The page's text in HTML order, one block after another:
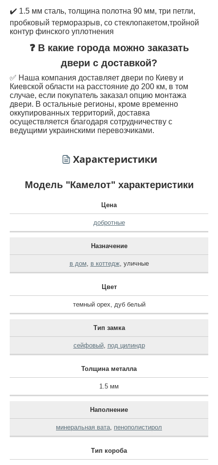
✔️ 1.5 мм сталь, толщина полотна 90 мм, три петли,
пробковый терморазрыв, со стеклопакетом,тройной
контур финского уплотнения
❓ В какие города можно заказать
двери с доставкой?
✅ Наша компания доставляет двери по Киеву и
Киевской области на расстояние до 200 км, в том
случае, если покупатель заказал опцию монтажа
двери. В остальные регионы, кроме временно
оккупированных территорий, доставка
осуществляется благодаря сотрудничеству с
ведущими украинскими перевозчиками.
Характеристики
Модель "Камелот" характеристики
Цена
добротные
Назначение
в дом, в коттедж, уличные
Цвет
темный орех, дуб белый
Тип замка
сейфовый, под цилиндр
Толщина металла
1.5 мм
Наполнение
минеральная вата, пенополистирол
Тип короба